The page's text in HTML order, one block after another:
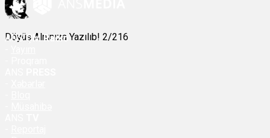
Döyüş Alnınıza Yazılıb! 2/216
ANSÇM Radio